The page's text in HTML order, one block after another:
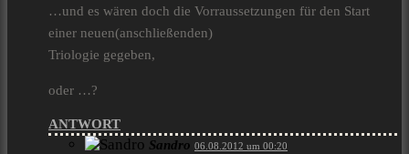
…und es wären doch die Vorraussetzungen für den Start
einer neuen(anschließenden)
Triologie gegeben,
oder …?
ANTWORT
Sandro 06.08.2012 um 00:20